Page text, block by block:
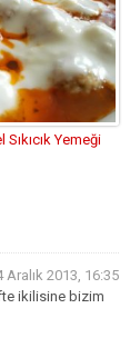
Yemeği
Aralık 2013, 16:35
ikilisine bizim